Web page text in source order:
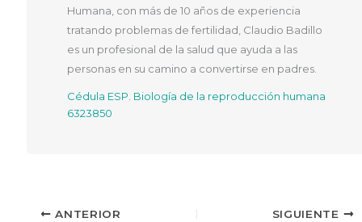
Humana, con más de 10 años de experiencia
tratando problemas de fertilidad, Claudio Badillo
es un profesional de la salud que ayuda a las
personas en su camino a convertirse en padres.
Cédula ESP. Biología de la reproducción humana
6323850
ANTERIOR SIGUIENTE